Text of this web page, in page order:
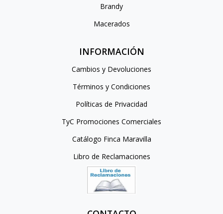
Brandy
Macerados
INFORMACIÓN
Cambios y Devoluciones
Términos y Condiciones
Políticas de Privacidad
TyC Promociones Comerciales
Catálogo Finca Maravilla
Libro de Reclamaciones